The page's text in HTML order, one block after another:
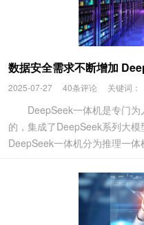
数据安全需求不断增加
2025-07-27 40条评论 关键词：
DeepSeek一体机是专门为
的，集成了DeepSeek系列大
DeepSeek一体机分为推理一